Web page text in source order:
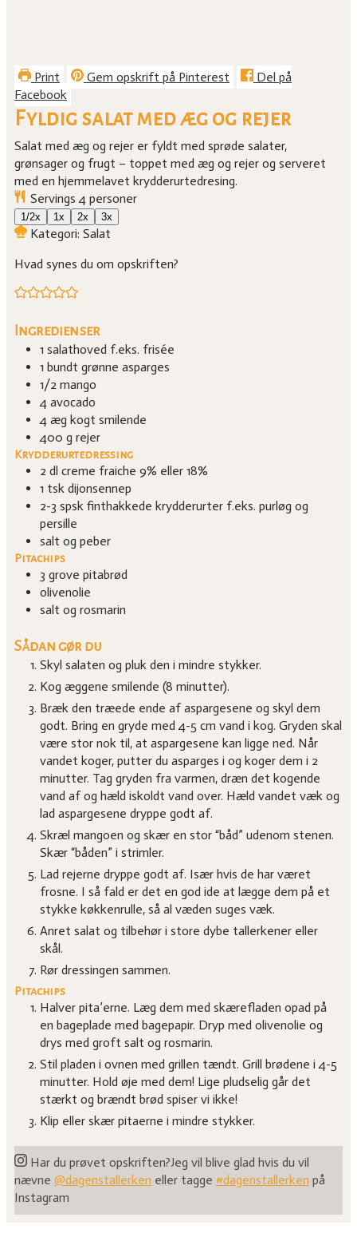
Print Gem opskrift på Pinterest
Del på
Facebook
Fyldig salat med æg og rejer
Salat med æg og rejer er fyldt med sprøde salater,
grønsager og frugt – toppet med æg og rejer og serveret
med en hjemmelavet krydderurtedresing.
Servings4 personer
1/2x 1x 2x 3x
Kategori: Salat
Hvad synes du om opskriften?
Ingredienser
1 salathoved f.eks. frisée
1 bundt grønne asparges
1/2 mango
4 avocado
4 æg kogt smilende
400 g rejer
Krydderurtedressing
2 dl creme fraiche 9% eller 18%
1 tsk dijonsennep
2-3 spsk finthakkede krydderurter f.eks. purløg og
persille
salt og peber
Pitachips
3 grove pitabrød
olivenolie
salt og rosmarin
Sådan gør du
Skyl salaten og pluk den i mindre stykker.
Kog æggene smilende (8 minutter).
Bræk den træede ende af aspargesene og skyl dem
godt. Bring en gryde med 4-5 cm vand i kog. Gryden skal
være stor nok til, at aspargesene kan ligge ned. Når
vandet koger, putter du asparges i og koger dem i 2
minutter. Tag gryden fra varmen, dræn det kogende
vand af og hæld iskoldt vand over. Hæld vandet væk og
lad aspargesene dryppe godt af.
Skræl mangoen og skær en stor “båd” udenom stenen.
Skær “båden” i strimler.
Lad rejerne dryppe godt af. Især hvis de har været
frosne. I så fald er det en god ide at lægge dem på et
stykke køkkenrulle, så al væden suges væk.
Anret salat og tilbehør i store dybe tallerkener eller
skål.
Rør dressingen sammen.
Pitachips
Halver pita’erne. Læg dem med skærefladen opad på
en bageplade med bagepapir. Dryp med olivenolie og
drys med groft salt og rosmarin.
Stil pladen i ovnen med grillen tændt. Grill brødene i 4-5
minutter. Hold øje med dem! Lige pludselig går det
stærkt og brændt brød spiser vi ikke!
Klip eller skær pitaerne i mindre stykker.
Har du prøvet opskriften?Jeg vil blive glad hvis du vil
nævne @dagenstallerken eller tagge #dagenstallerken på
Instagram